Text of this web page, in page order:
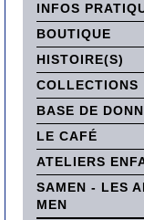
INFOS
BOUTIQUE
HISTOIRE(S)
COLLECTIONS
BASE DE
LE CAFÉ
ATELIERS
SAMEN - LES
MEN